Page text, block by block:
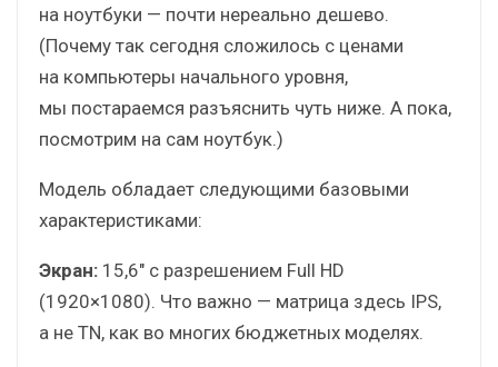
на ноутбуки — почти нереально дешево.
(Почему так сегодня сложилось с ценами
на компьютеры начального уровня,
мы постараемся разъяснить чуть ниже. А пока,
посмотрим на сам ноутбук.)
Модель обладает следующими базовыми
характеристиками:
Экран: 15,6″ с разрешением Full HD
(1920×1080). Что важно — матрица здесь IPS,
а не TN, как во многих бюджетных моделях.